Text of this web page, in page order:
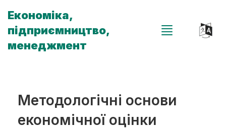
Економіка,
підприємництво,
менеджмент
Методологічні основи
економічної оцінки